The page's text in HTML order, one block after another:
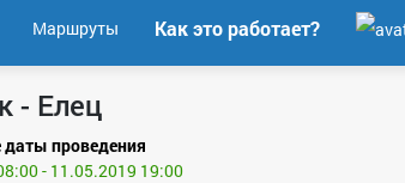
Маршруты Как это работает?
- Елец
проведения
- 11.05.2019 19:00